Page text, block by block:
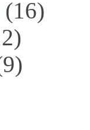
(16)